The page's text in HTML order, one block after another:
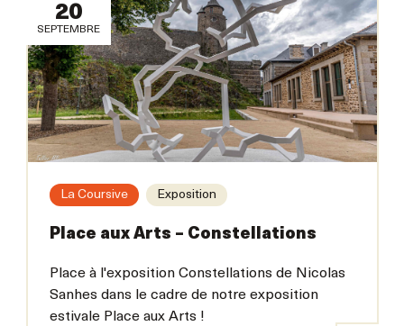
20
SEPTEMBRE
La Coursive Exposition
Place aux Arts – Constellations
Place à l'exposition Constellations de Nicolas
Sanhes dans le cadre de notre exposition
estivale Place aux Arts !